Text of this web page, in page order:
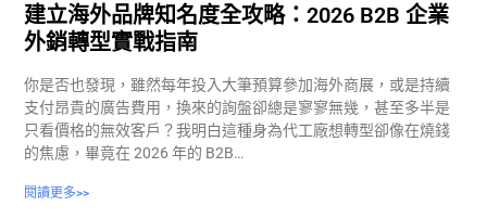
建立海外品牌知名度全攻略：2026 B2B 企業
外銷轉型實戰指南
你是否也發現，雖然每年投入大筆預算參加海外商展，或是持續
支付昂貴的廣告費用，換來的詢盤卻總是寥寥無幾，甚至多半是
只看價格的無效客戶？我明白這種身為代工廠想轉型卻像在燒錢
的焦慮，畢竟在 2026 年的 B2B…
閱讀更多>>